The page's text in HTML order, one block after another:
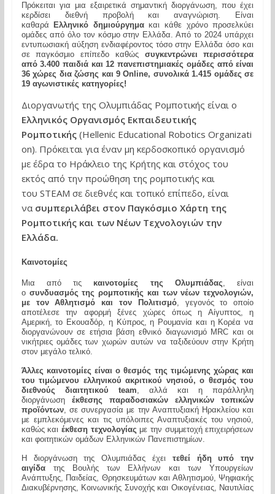
Πρόκειται για μια εξαιρετικά σημαντική διοργάνωση, που έχει
κερδίσει διεθνή προβολή και αναγνώριση. Είναι
καθαρά
Ελληνικό δημιούργημακαι κάθε χρόνο προσελκύει
ομάδες από όλο τον κόσμο στην Ελλάδα. Από το 2024 υπάρχει
εντυπωσιακή αύξηση ενδιαφέροντος τόσο στην Ελλάδα όσο και
σε παγκόσμιο επίπεδο καθώς συγκεντρώνει περισσότερα
από 3.400 παιδιά και 12 πανεπιστημιακές ομάδες από είναι
36 χώρες δια ζώσης και 9 Online, συνολικά 1.415 ομάδες σε
19 αγωνιστικές κατηγορίες!
Διοργανωτής της Ολυμπιάδας Ρομποτικής είναι ο
Ελληνικός Οργανισμός Εκπαιδευτικής
Ρομποτικής(Hellenic Educational Robotics Organizati
on). Πρόκειται για έναν μη κερδοσκοπικό οργανισμό
με έδρα το Ηράκλειο της Κρήτης και στόχος του
εκτός από την προώθηση της ρομποτικής και
του STEAM σε διεθνές και τοπικό επίπεδο, είναι
να συμπεριλάβει στον Παγκόσμιο Χάρτη της
Ρομποτικής και των Νέων Τεχνολογιών την
Ελλάδα.
Καινοτομίες
Μια από τις καινοτομίες της Ολυμπιάδας, είναι
ο συνδυασμός της ρομποτικής και των νέων τεχνολογιών,
με τον Αθλητισμό και τον Πολιτισμό, γεγονός το οποίο
αποτέλεσε την αφορμή ξένες χώρες όπως η Αίγυπτος, η
Αμερική, το Εκουαδόρ, η Κύπρος, η Ρουμανία και η Κορέα να
διοργανώνουν σε ετήσια βάση εθνικό διαγωνισμό MRC και οι
νικήτριες ομάδες των χωρών αυτών να ταξιδεύουν στην Κρήτη
στον μεγάλο τελικό.
Άλλες καινοτομίες είναι ο θεσμός της τιμώμενης χώρας και
του τιμώμενου ελληνικού ακριτικού νησιού, ο θεσμός του
διεθνούς διαιτητικού team, αλλά και η παράλληλη
διοργάνωση έκθεσης παραδοσιακών ελληνικών τοπικών
προϊόντων, σε συνεργασία με την Αναπτυξιακή Ηρακλείου και
με εμπλεκόμενες και τις υπόλοιπες Αναπτυξιακές του νησιού,
καθώς καιέκθεση τεχνολογίας με την συμμετοχή επιχειρήσεων
και φοιτητικών ομάδων Ελληνικών Πανεπιστημίων.
Η διοργάνωση της Ολυμπιάδας έχει τεθεί ήδη υπό την
αιγίδα της Βουλής των Ελλήνων και των Υπουργείων
Ανάπτυξης, Παιδείας, Θρησκευμάτων και Αθλητισμού, Ψηφιακής
Διακυβέρνησης, Κοινωνικής Συνοχής και Οικογένειας, Ναυτιλίας